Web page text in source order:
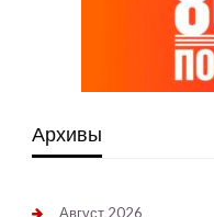
Архивы
Август 2026